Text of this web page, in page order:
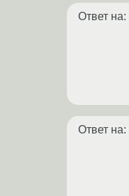
Ответ на:
Ответ на: